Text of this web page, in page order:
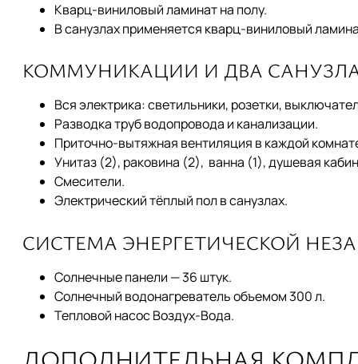
Кварц-виниловый ламинат на полу.
В санузлах применяется кварц-виниловый
КОММУНИКАЦИИ И ДВА
Вся электрика: светильники, розетки,
Разводка труб водопровода и канализации.
Приточно-вытяжная вентиляция в каждой
Унитаз (2), раковина (2), ванна (1), душевая
Смесители.
Электрический тёплый пол в санузлах.
СИСТЕМА ЭНЕРГЕТИЧЕСКОЙ
Солнечные панели — 36 штук.
Солнечный водонагреватель объемом 300 л.
Тепловой насос Воздух-Вода.